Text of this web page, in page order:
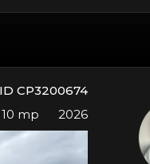
ID CP3200674
mp 2026